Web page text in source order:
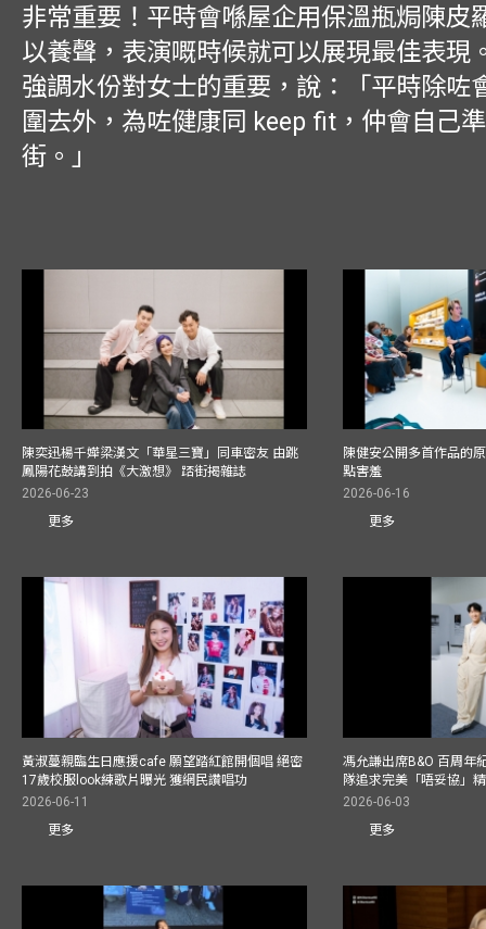
非常重要！平時會喺屋企用保溫瓶焗陳皮
以養聲，表演嘅時候就可以展現最佳表現
強調水份對女士的重要，說：「平時除咗
圍去外，為咗健康同 keep fit，仲會自己
街。」
陳奕迅楊千嬅梁漢文「華星三寶」同車密友 由跳
鳳陽花鼓講到拍《大激想》 踎街揭雜誌
2026-06-23
更多
陳健安公開多首作品的
點害羞
2026-06-16
更多
黃淑蔓親臨生日應援cafe 願望踏紅館開個唱 絕密
17歲校服look練歌片曝光 獲網民讚唱功
2026-06-11
更多
馮允謙出席B&O 百周年
隊追求完美「唔妥協」
2026-06-03
更多